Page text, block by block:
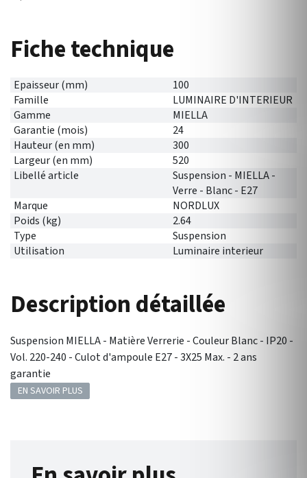
Fiche technique
Epaisseur (mm)
100
Famille
LUMINAIRE D'INTERIEUR
Gamme
MIELLA
Garantie (mois)
24
Hauteur (en mm)
300
Largeur (en mm)
520
Libellé article
Suspension - MIELLA -
Verre - Blanc - E27
Marque
NORDLUX
Poids (kg)
2.64
Type
Suspension
Utilisation
Luminaire interieur
Description détaillée
Suspension MIELLA - Matière Verrerie - Couleur Blanc - IP20 -
Vol. 220-240 - Culot d'ampoule E27 - 3X25 Max. - 2 ans
garantie
EN SAVOIR PLUS